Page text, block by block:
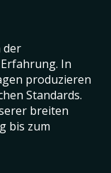
der
In
produzieren
Standards.
breiten
bis zum